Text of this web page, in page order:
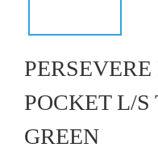
POCKET L/S
GREEN